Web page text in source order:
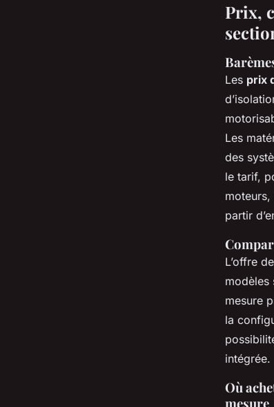
Prix,
Les prix
Les
des
le tarif,
partir
L’offre
modèles
mesure
la
intégrée.
Où
mesure